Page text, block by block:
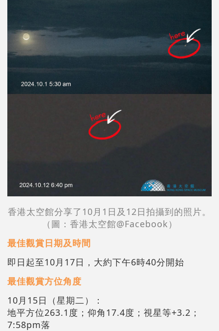
香港太空館分享了10月1日及12日拍攝到的照片。
（圖：香港太空館@Facebook）
最佳觀賞日期及時間
即日起至10月17日，大約下午6時40分開始
最佳觀賞方位角度
10月15日（星期二）：
地平方位263.1度；仰角17.4度；視星等+3.2；
7:58pm落